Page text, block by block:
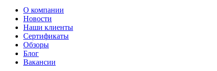
О компании
Новости
Наши клиенты
Сертификаты
Обзоры
Блог
Вакансии